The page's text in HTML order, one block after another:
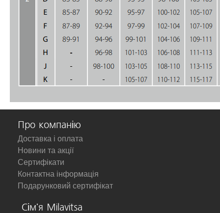
Про компанію
Доставка і оплата
Новини та акції
Сертифікати
Контактна інформація
Подарунковий сертифікат
Сім'я Milavitsa